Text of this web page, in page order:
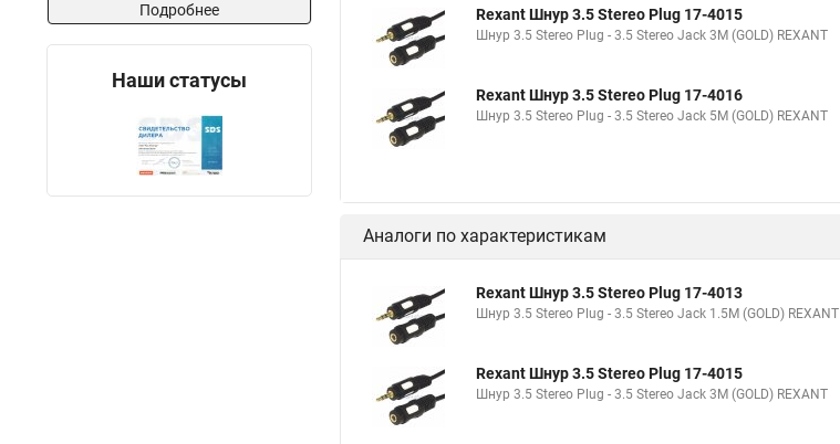
Подробнее
Наши статусы
Rexant Шнур 3.5 Stereo Plug 17-4015
Шнур 3.5 Stereo Plug - 3.5 Stereo Jack 3М (GOLD) REXANT
Rexant Шнур 3.5 Stereo Plug 17-4016
Шнур 3.5 Stereo Plug - 3.5 Stereo Jack 5М (GOLD) REXANT
Аналоги по характеристикам
Rexant Шнур 3.5 Stereo Plug 17-4013
Шнур 3.5 Stereo Plug - 3.5 Stereo Jack 1.5М (GOLD) REXANT
Rexant Шнур 3.5 Stereo Plug 17-4015
Шнур 3.5 Stereo Plug - 3.5 Stereo Jack 3М (GOLD) REXANT